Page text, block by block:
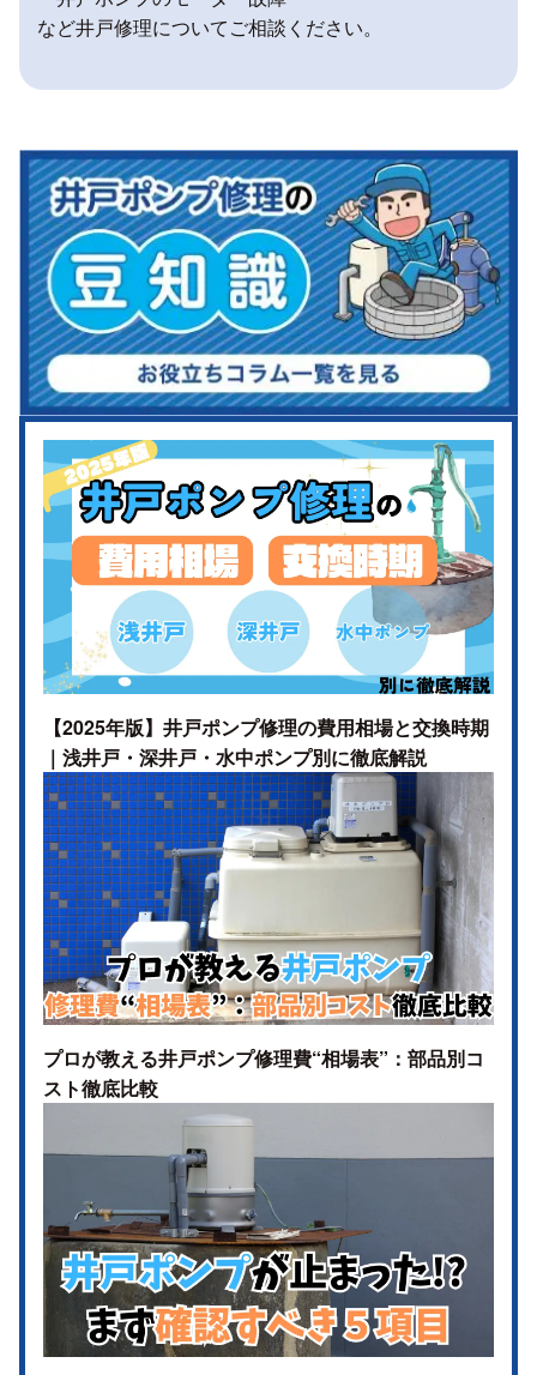
など井戸修理についてご相談ください。
【2025年版】井戸ポンプ修理の費用相場と交換時期
｜浅井戸・深井戸・水中ポンプ別に徹底解説
プロが教える井戸ポンプ修理費“相場表”：部品別コ
スト徹底比較